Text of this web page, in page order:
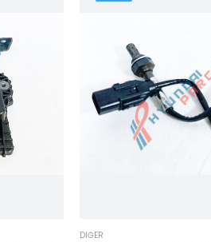
DIĞER